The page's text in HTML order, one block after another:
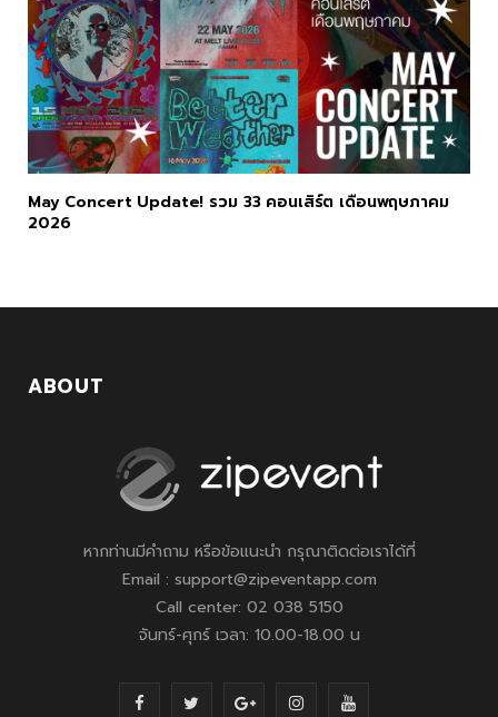
May Concert Update! รวม 33 คอนเสิร์ต เดือนพฤษภาคม
2026
ABOUT
หากท่านมีคำถาม หรือข้อแนะนำ กรุณาติดต่อเราได้ที่
Email : support@zipeventapp.com
Call center: 02 038 5150
จันทร์-ศุกร์ เวลา: 10.00-18.00 น
F
G
I
Y